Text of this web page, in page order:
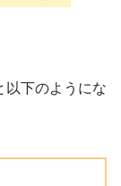
以下のようにな